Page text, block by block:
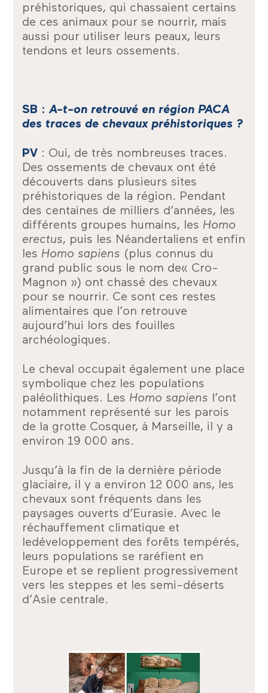
préhistoriques, qui chassaient certains
de ces animaux pour se nourrir, mais
aussi pour utiliser leurs peaux, leurs
tendons et leurs ossements.
SB :A-t-on retrouvé en région PACA
des traces de chevaux préhistoriques ?
PV : Oui, de très nombreuses traces.
Des ossements de chevaux ont été
découverts dans plusieurs sites
préhistoriques de la région. Pendant
des centaines de milliers d’années, les
différents groupes humains, les Homo
erectus, puis les Néandertaliens et enfin
les Homo sapiens (plus connus du
grand public sous le nom de« Cro-
Magnon ») ont chassé des chevaux
pour se nourrir. Ce sont ces restes
alimentaires que l’on retrouve
aujourd’hui lors des fouilles
archéologiques.
Le cheval occupait également une place
symbolique chez les populations
paléolithiques. Les Homo sapiens
l’ont
notamment représenté sur les parois
de la grotte Cosquer, à Marseille, il y a
environ 19 000 ans.
Jusqu’à la fin de la dernière période
glaciaire, il y a environ 12 000 ans, les
chevaux sont fréquents dans les
paysages ouverts d’Eurasie. Avec le
réchauffement climatique et
ledéveloppement des forêts tempérés,
leurs populations se raréfient en
Europe et se replient progressivement
vers les steppes et les semi-déserts
d’Asie centrale.